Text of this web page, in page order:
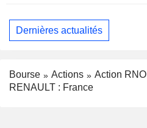
Dernières actualités
Bourse Actions Action RNO
RENAULT : France